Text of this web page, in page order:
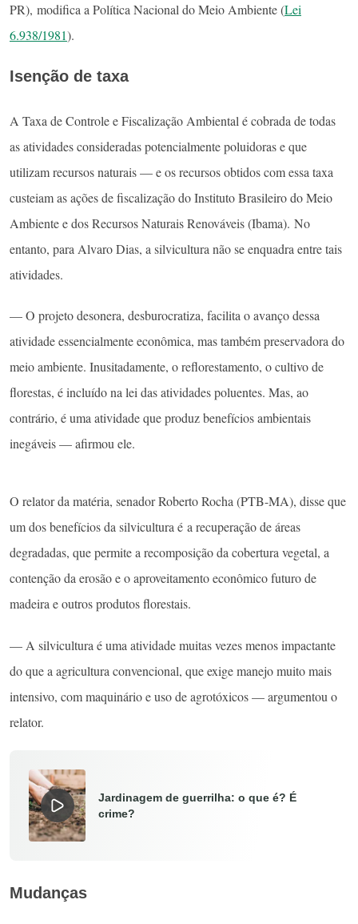
PR), modifica a Política Nacional do Meio Ambiente (Lei
6.938/1981).
Isenção de taxa
A Taxa de Controle e Fiscalização Ambiental é cobrada de todas
as atividades consideradas potencialmente poluidoras e que
utilizam recursos naturais — e os recursos obtidos com essa taxa
custeiam as ações de fiscalização do Instituto Brasileiro do Meio
Ambiente e dos Recursos Naturais Renováveis (Ibama). No
entanto, para Alvaro Dias, a silvicultura não se enquadra entre tais
atividades.
— O projeto desonera, desburocratiza, facilita o avanço dessa
atividade essencialmente econômica, mas também preservadora do
meio ambiente. Inusitadamente, o reflorestamento, o cultivo de
florestas, é incluído na lei das atividades poluentes. Mas, ao
contrário, é uma atividade que produz benefícios ambientais
inegáveis — afirmou ele.
O relator da matéria, senador Roberto Rocha (PTB-MA), disse que
um dos benefícios da silvicultura é a recuperação de áreas
degradadas, que permite a recomposição da cobertura vegetal, a
contenção da erosão e o aproveitamento econômico futuro de
madeira e outros produtos florestais.
— A silvicultura é uma atividade muitas vezes menos impactante
do que a agricultura convencional, que exige manejo muito mais
intensivo, com maquinário e uso de agrotóxicos — argumentou o
relator.
Jardinagem de guerrilha: o que é? É
crime?
Mudanças